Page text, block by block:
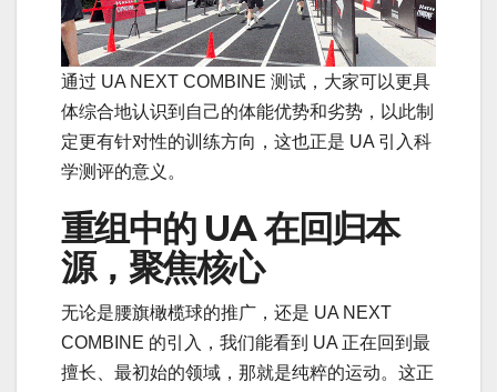
通过 UA NEXT COMBINE 测试，大家可以更具
体综合地认识到自己的体能优势和劣势，以此制
定更有针对性的训练方向，这也正是 UA 引入科
学测评的意义。
重组中的 UA 在回归本
源，聚焦核心
无论是腰旗橄榄球的推广，还是 UA NEXT
COMBINE 的引入，我们能看到 UA 正在回到最
擅长、最初始的领域，那就是纯粹的运动。这正